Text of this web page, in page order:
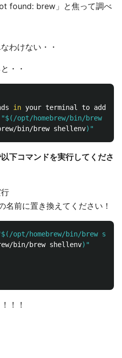
found: brew」と焦って調べ
わけない・・
・・
in your terminal to add
opt/homebrew/bin/brew
bin/brew shellenv) "
下コマンドを実行してくださ
名前に置き換えてください！
opt/homebrew/bin/brew
bin/brew shellenv) "
！！